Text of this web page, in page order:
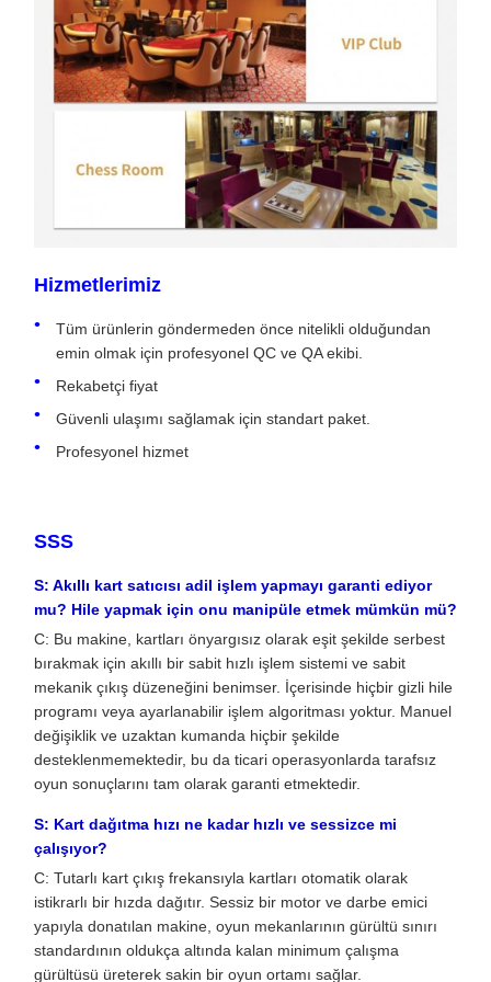
Hizmetlerimiz
Tüm ürünlerin göndermeden önce nitelikli olduğundan
emin olmak için profesyonel QC ve QA ekibi.
Rekabetçi fiyat
Güvenli ulaşımı sağlamak için standart paket.
Profesyonel hizmet
SSS
S: Akıllı kart satıcısı adil işlem yapmayı garanti ediyor
mu? Hile yapmak için onu manipüle etmek mümkün mü?
C: Bu makine, kartları önyargısız olarak eşit şekilde serbest
bırakmak için akıllı bir sabit hızlı işlem sistemi ve sabit
mekanik çıkış düzeneğini benimser. İçerisinde hiçbir gizli hile
programı veya ayarlanabilir işlem algoritması yoktur. Manuel
değişiklik ve uzaktan kumanda hiçbir şekilde
desteklenmemektedir, bu da ticari operasyonlarda tarafsız
oyun sonuçlarını tam olarak garanti etmektedir.
S: Kart dağıtma hızı ne kadar hızlı ve sessizce mi
çalışıyor?
C: Tutarlı kart çıkış frekansıyla kartları otomatik olarak
istikrarlı bir hızda dağıtır. Sessiz bir motor ve darbe emici
yapıyla donatılan makine, oyun mekanlarının gürültü sınırı
standardının oldukça altında kalan minimum çalışma
gürültüsü üreterek sakin bir oyun ortamı sağlar.